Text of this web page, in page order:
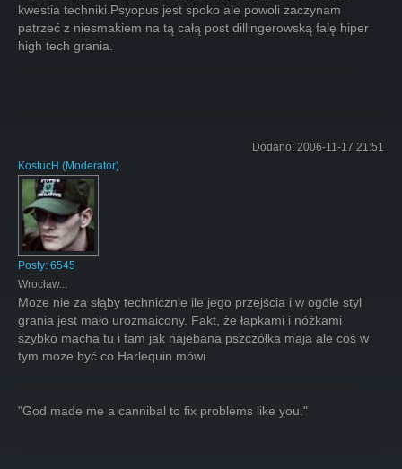
kwestia techniki.Psyopus jest spoko ale powoli zaczynam
patrzeć z niesmakiem na tą całą post dillingerowską falę hiper
high tech grania.
Dodano: 2006-11-17 21:51
KostucH (Moderator)
Posty: 6545
Wrocław...
Może nie za słąby technicznie ile jego przejścia i w ogóle styl
grania jest mało urozmaicony. Fakt, że łapkami i nóżkami
szybko macha tu i tam jak najebana pszczółka maja ale coś w
tym moze być co Harlequin mówi.
"God made me a cannibal to fix problems like you."